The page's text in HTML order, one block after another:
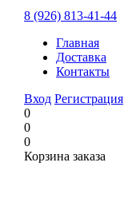
8 (926) 813-41-44
Главная
Доставка
Контакты
Вход Регистрация
0
0
0
Корзина заказа